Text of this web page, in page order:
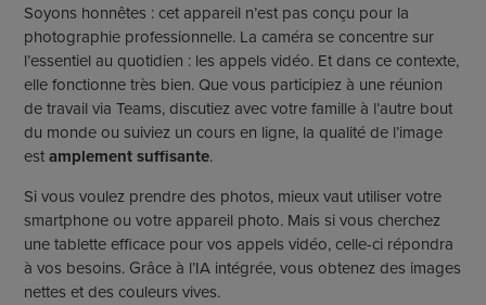
Soyons honnêtes : cet appareil n’est pas conçu pour la
photographie professionnelle. La caméra se concentre sur
l’essentiel au quotidien : les appels vidéo. Et dans ce contexte,
elle fonctionne très bien. Que vous participiez à une réunion
de travail via Teams, discutiez avec votre famille à l’autre bout
du monde ou suiviez un cours en ligne, la qualité de l’image
estamplement suffisante.
Si vous voulez prendre des photos, mieux vaut utiliser votre
smartphone ou votre appareil photo. Mais si vous cherchez
une tablette efficace pour vos appels vidéo, celle-ci répondra
à vos besoins. Grâce à l’IA intégrée, vous obtenez des images
nettes et des couleurs vives.